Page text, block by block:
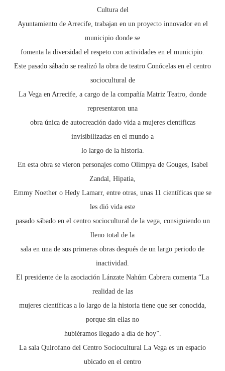
Cultura del
Ayuntamiento de Arrecife, trabajan en un proyecto innovador en el
municipio donde se
fomenta la diversidad el respeto con actividades en el municipio.
Este pasado sábado se realizó la obra de teatro Conócelas en el centro
sociocultural de
La Vega en Arrecife, a cargo de la compañía Matriz Teatro, donde
representaron una
obra única de autocreación dado vida a mujeres cientificas
invisibilizadas en el mundo a
lo largo de la historia.
En esta obra se vieron personajes como Olimpya de Gouges, Isabel
Zandal, Hipatia,
Emmy Noether o Hedy Lamarr, entre otras, unas 11 científicas que se
les dió vida este
pasado sábado en el centro sociocultural de la vega, consiguiendo un
lleno total de la
sala en una de sus primeras obras después de un largo periodo de
inactividad.
El presidente de la asociación Lánzate Nahúm Cabrera comenta “La
realidad de las
mujeres científicas a lo largo de la historia tiene que ser conocida,
porque sin ellas no
hubiéramos llegado a día de hoy”.
La sala Quirofano del Centro Sociocultural La Vega es un espacio
ubicado en el centro